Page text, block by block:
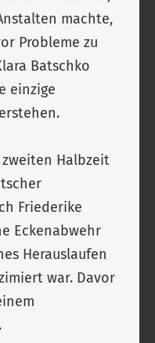
machte,
Probleme zu
Batschko
einzige
Halbzeit
Friederike
Eckenabwehr
Herauslaufen
war. Davor